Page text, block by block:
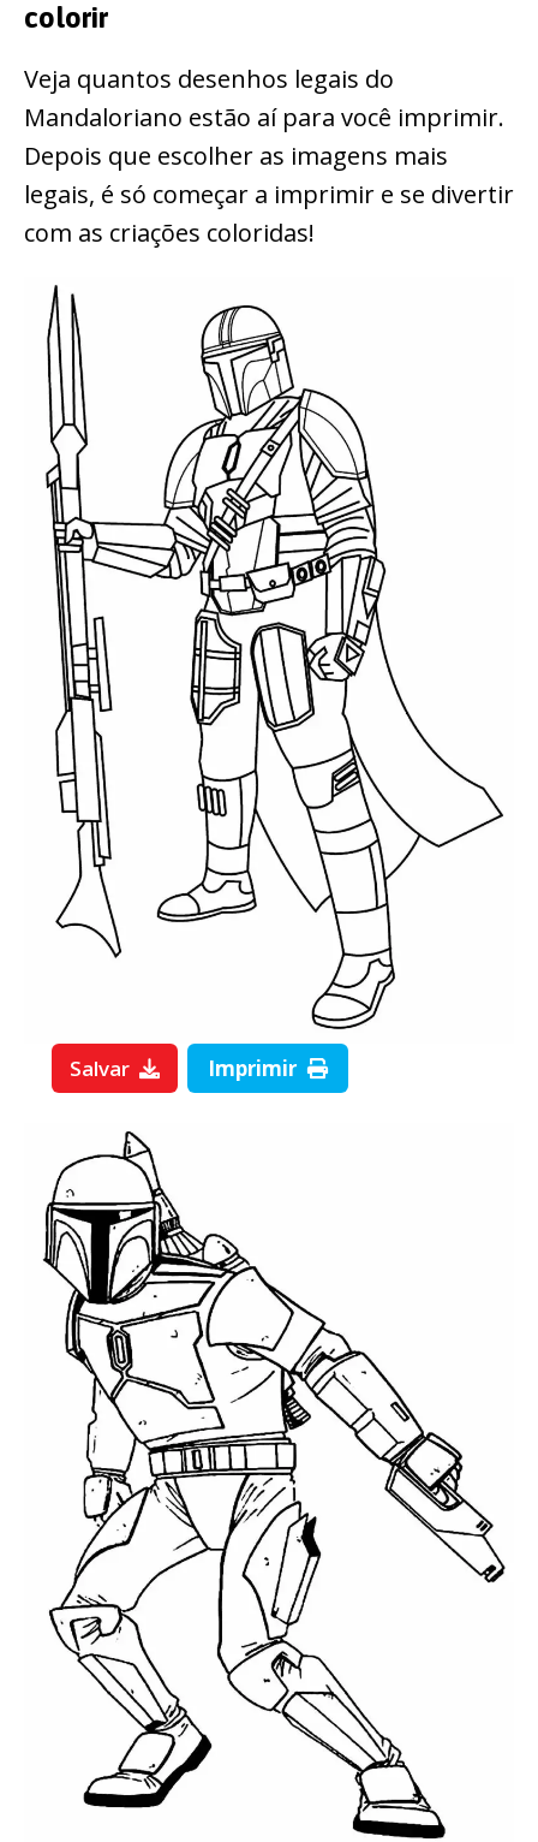
colorir
Veja quantos desenhos legais do
Mandaloriano estão aí para você imprimir.
Depois que escolher as imagens mais
legais, é só começar a imprimir e se divertir
com as criações coloridas!
Salvar Imprimir